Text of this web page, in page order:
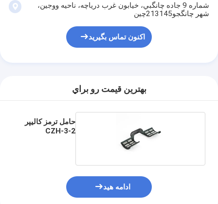
شماره 9 جاده چانگبي، خيابون غرب درياچه، ناحيه ووجين،
شهر چانگجو213145چین
اکنون تماس بگیرید
بهترين قيمت رو براي
حامل ترمز کالیپر
CZH-3-2
ادامه هید